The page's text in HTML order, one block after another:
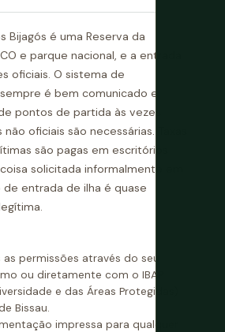
Bijagós é uma Reserva da
e parque nacional, e a entrada
oficiais. O sistema de
é bem comunicado e
pontos de partida às vezes
oficiais são necessárias. Taxas
são pagas em escritórios
solicitada informalmente em
entrada de ilha é quase
permissões através do seu
ou diretamente com o IBAP
e das Áreas Protegidas)
Bissau.
impressa para qualquer